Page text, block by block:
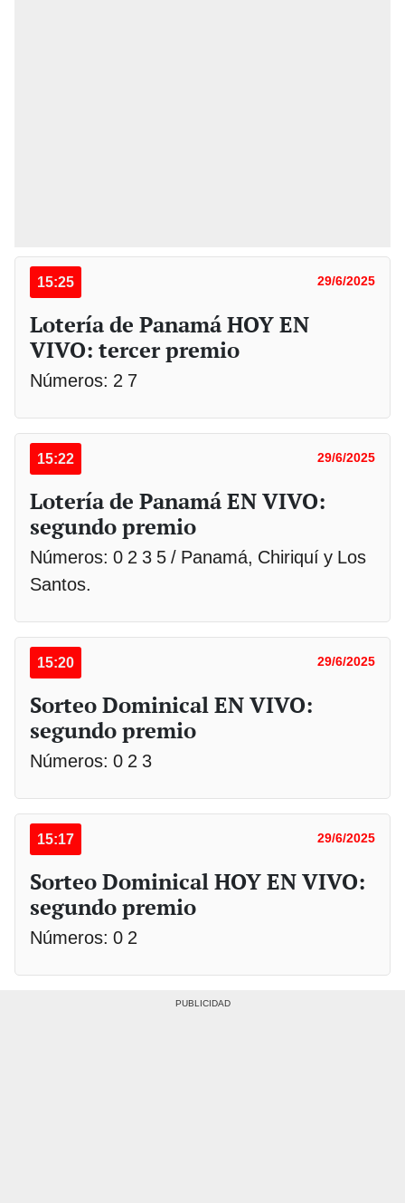
15:25 29/6/2025
Lotería de Panamá HOY EN
VIVO: tercer premio
Números: 2 7
15:22 29/6/2025
Lotería de Panamá EN VIVO:
segundo premio
Números: 0 2 3 5 / Panamá, Chiriquí y Los
Santos.
15:20 29/6/2025
Sorteo Dominical EN VIVO:
segundo premio
Números: 0 2 3
15:17 29/6/2025
Sorteo Dominical HOY EN VIVO:
segundo premio
Números: 0 2